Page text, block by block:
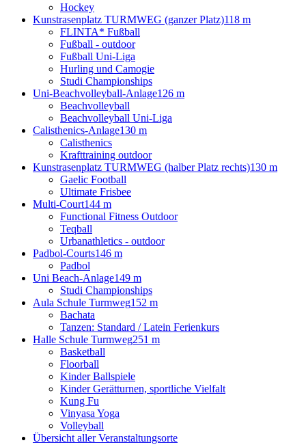
Hockey
Kunstrasenplatz TURMWEG (ganzer Platz)118 m
FLINTA* Fußball
Fußball - outdoor
Fußball Uni-Liga
Hurling und Camogie
Studi Championships
Uni-Beachvolleyball-Anlage126 m
Beachvolleyball
Beachvolleyball Uni-Liga
Calisthenics-Anlage130 m
Calisthenics
Krafttraining outdoor
Kunstrasenplatz TURMWEG (halber Platz rechts)130 m
Gaelic Football
Ultimate Frisbee
Multi-Court144 m
Functional Fitness Outdoor
Teqball
Urbanathletics - outdoor
Padbol-Courts146 m
Padbol
Uni Beach-Anlage149 m
Studi Championships
Aula Schule Turmweg152 m
Bachata
Tanzen: Standard / Latein Ferienkurs
Halle Schule Turmweg251 m
Basketball
Floorball
Kinder Ballspiele
Kinder Gerätturnen, sportliche Vielfalt
Kung Fu
Vinyasa Yoga
Volleyball
Übersicht aller Veranstaltungsorte